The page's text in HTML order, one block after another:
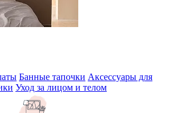
Банные тапочки Аксессуары для
Уход за лицом и телом